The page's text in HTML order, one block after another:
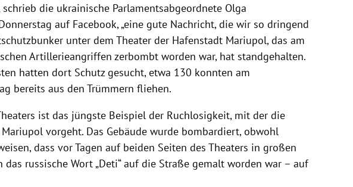
schrieb die ukrainische Parlamentsabgeordnete Olga
auf Facebook, „eine gute Nachricht, die wir so dringend
unter dem Theater der Hafenstadt Mariupol, das am
Artillerieangriffen zerbombt worden war, hat standgehalten.
hatten dort Schutz gesucht, etwa 130 konnten am
bereits aus den Trümmern fliehen.
ist das jüngste Beispiel der Ruchlosigkeit, mit der die
vorgeht. Das Gebäude wurde bombardiert, obwohl
dass vor Tagen auf beiden Seiten des Theaters in großen
das russische Wort „Deti“ auf die Straße gemalt worden war – auf